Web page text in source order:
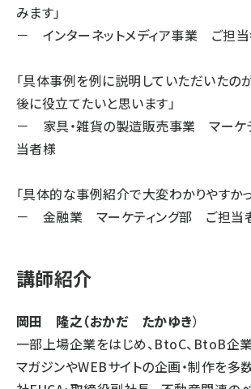
みます」
－ インターネットメディア事業 ご担
「具体事例を例に説明していただいたの
後に役立てたいと思います」
－ 家具・雑貨の製造販売事業 マーケ
当者様
「具体的な事例紹介で大変わかりやすかっ
－ 金融業 マーケティング部 ご担当
講師紹介
岡田 隆之（おかだ たかゆき）
一部上場企業をはじめ、BtoC、BtoB企
マガジンやWEBサイトの企画・制作を多